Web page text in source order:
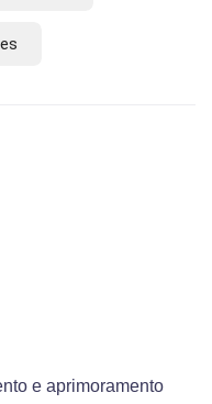
e aprimoramento